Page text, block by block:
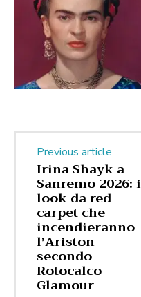
Previous article
Irina Shayk a
Sanremo 2026: i
look da red
carpet che
incendieranno
l’Ariston
secondo
Rotocalco
Glamour